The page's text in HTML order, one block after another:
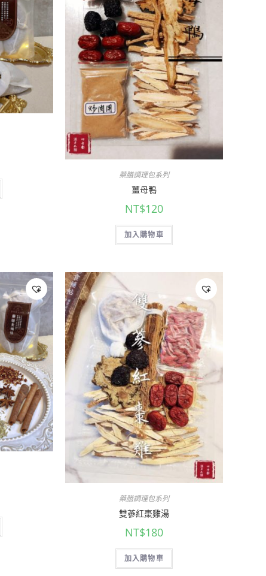
藥膳調理包系列
薑母鴨
NT$120
加入購物車
藥膳調理包系列
雙蔘紅棗雞湯
NT$180
加入購物車